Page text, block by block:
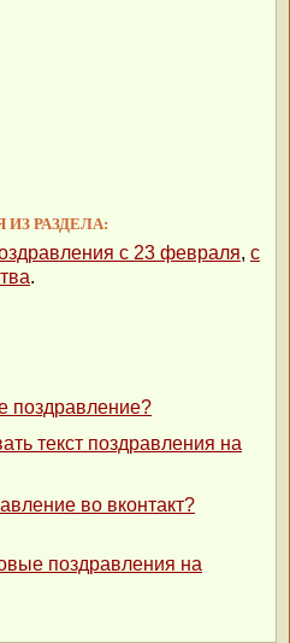
РАЗДЕЛА:
с 23 февраля, с
.
поздравление?
текст поздравления на
во вконтакт?
поздравления на